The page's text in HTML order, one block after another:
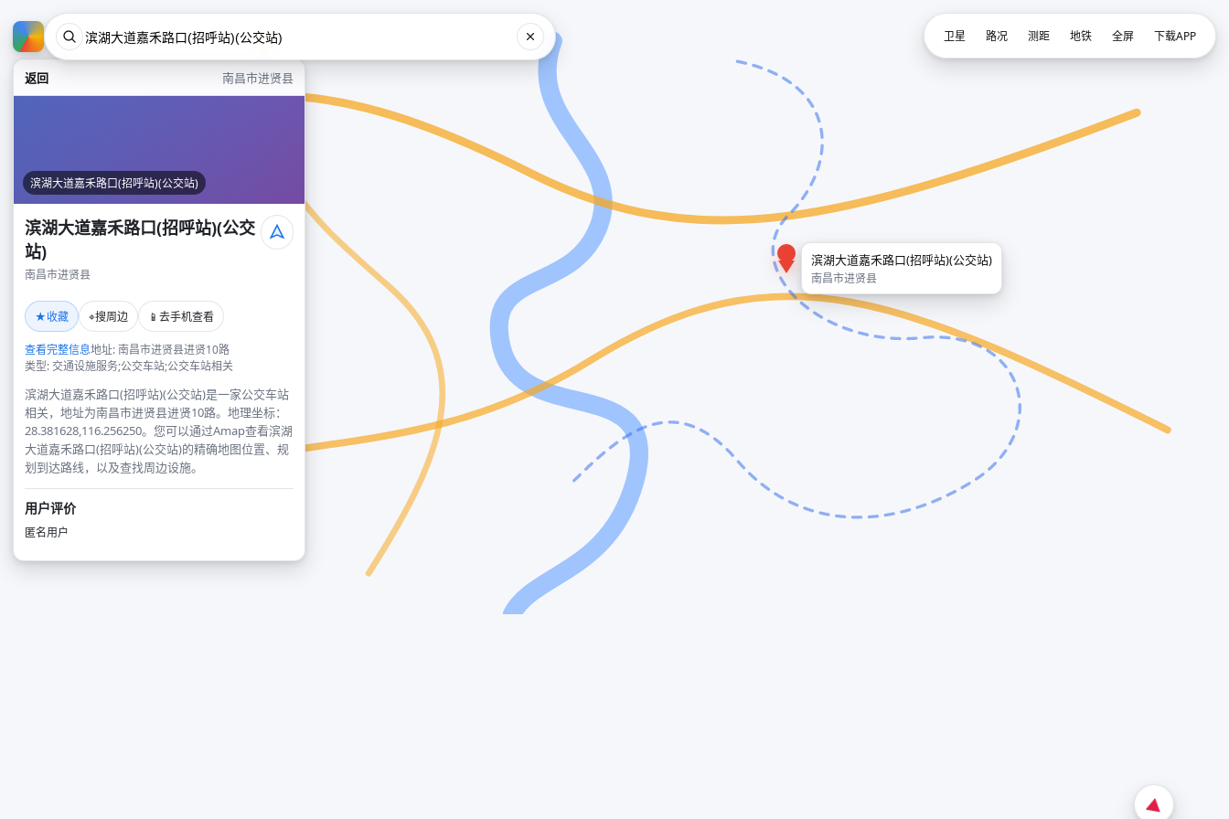
返回 南昌市进贤县
滨湖大道嘉禾路口(招呼站)(公交站)
滨湖大道嘉禾路口(招呼站)(公交
站)
南昌市进贤县
★收藏 ⌖搜周边 📱 去手机查看
查看完整信息地址: 南昌市进贤县进贤10路
类型: 交通设施服务;公交车站;公交车站相关
滨湖大道嘉禾路口(招呼站)(公交站)是一家公交车站
相关，地址为南昌市进贤县进贤10路。地理坐标：
28.381628,116.256250。您可以通过Amap查看滨湖
大道嘉禾路口(招呼站)(公交站)的精确地图位置、规
划到达路线，以及查找周边设施。
用户评价
匿名用户
滨湖大道嘉禾路口(招呼站)(公交站)
南昌市进贤县
卫星 路况 测距 地铁 全屏 下载APP